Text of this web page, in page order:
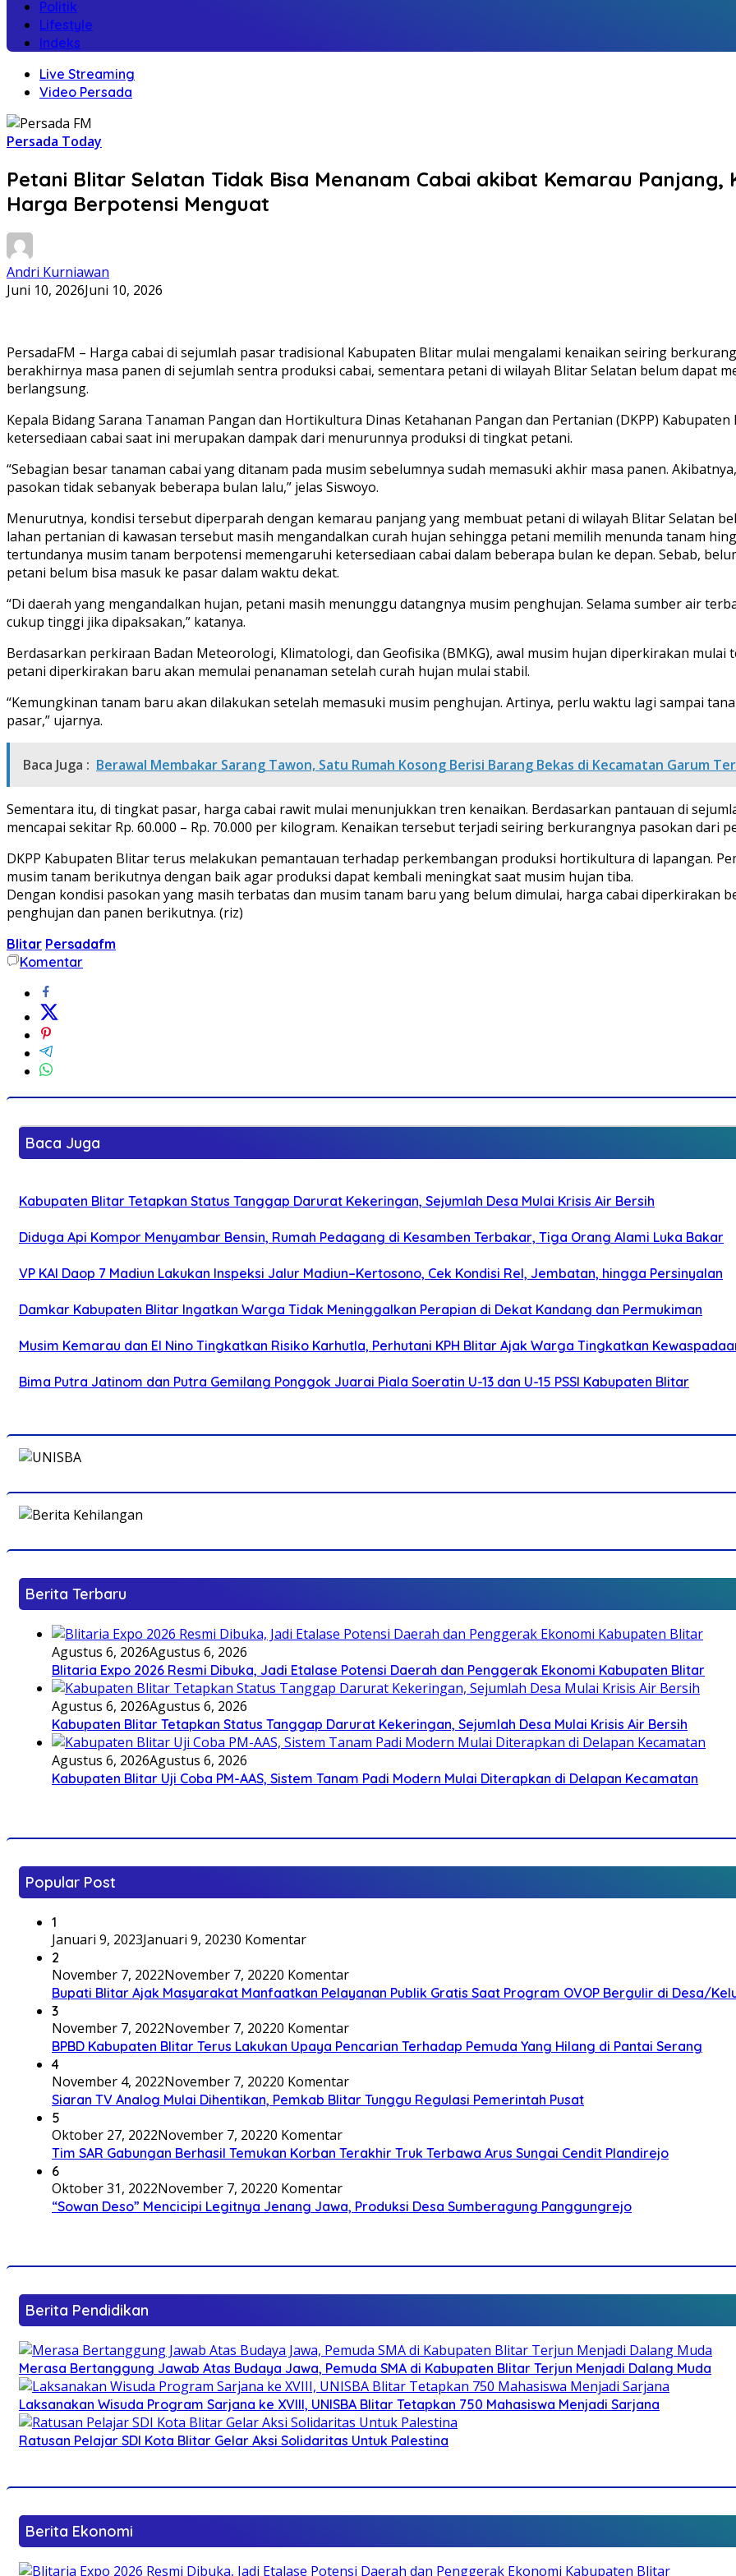
Politik
Lifestyle
Indeks
Live Streaming
Video Persada
Persada Today
Petani Blitar Selatan Tidak Bisa Menanam Cabai akibat Kemarau
Harga Berpotensi Menguat
Andri Kurniawan
Juni 10, 2026Juni 10, 2026
PersadaFM – Harga cabai di sejumlah pasar tradisional Kabupaten Blitar mulai mengalami kenaikan seiring
berakhirnya masa panen di sejumlah sentra produksi cabai, sementara petani di wilayah Blitar Selatan belum dapat
berlangsung.
Kepala Bidang Sarana Tanaman Pangan dan Hortikultura Dinas Ketahanan Pangan dan Pertanian (DKPP)
ketersediaan cabai saat ini merupakan dampak dari menurunnya produksi di tingkat petani.
“Sebagian besar tanaman cabai yang ditanam pada musim sebelumnya sudah memasuki akhir masa panen.
pasokan tidak sebanyak beberapa bulan lalu,” jelas Siswoyo.
Menurutnya, kondisi tersebut diperparah dengan kemarau panjang yang membuat petani di wilayah Blitar Selatan
lahan pertanian di kawasan tersebut masih mengandalkan curah hujan sehingga petani memilih menunda tanam
tertundanya musim tanam berpotensi memengaruhi ketersediaan cabai dalam beberapa bulan ke depan. Sebab,
petani belum bisa masuk ke pasar dalam waktu dekat.
“Di daerah yang mengandalkan hujan, petani masih menunggu datangnya musim penghujan. Selama sumber air
cukup tinggi jika dipaksakan,” katanya.
Berdasarkan perkiraan Badan Meteorologi, Klimatologi, dan Geofisika (BMKG), awal musim hujan diperkirakan mulai
petani diperkirakan baru akan memulai penanaman setelah curah hujan mulai stabil.
“Kemungkinan tanam baru akan dilakukan setelah memasuki musim penghujan. Artinya, perlu waktu lagi sampai
pasar,” ujarnya.
Baca Juga : Berawal Membakar Sarang Tawon, Satu Rumah Kosong Berisi Barang Bekas di Kecamatan Garum
Sementara itu, di tingkat pasar, harga cabai rawit mulai menunjukkan tren kenaikan. Berdasarkan pantauan di
mencapai sekitar Rp. 60.000 – Rp. 70.000 per kilogram. Kenaikan tersebut terjadi seiring berkurangnya pasokan
DKPP Kabupaten Blitar terus melakukan pemantauan terhadap perkembangan produksi hortikultura di lapangan.
musim tanam berikutnya dengan baik agar produksi dapat kembali meningkat saat musim hujan tiba.
Dengan kondisi pasokan yang masih terbatas dan musim tanam baru yang belum dimulai, harga cabai diperkirakan
penghujan dan panen berikutnya. (riz)
Blitar Persadafm
Komentar
Baca Juga
Kabupaten Blitar Tetapkan Status Tanggap Darurat Kekeringan, Sejumlah Desa Mulai Krisis Air Bersih
Diduga Api Kompor Menyambar Bensin, Rumah Pedagang di Kesamben Terbakar, Tiga Orang Alami Luka Bakar
VP KAI Daop 7 Madiun Lakukan Inspeksi Jalur Madiun–Kertosono, Cek Kondisi Rel, Jembatan, hingga Persinyalan
Damkar Kabupaten Blitar Ingatkan Warga Tidak Meninggalkan Perapian di Dekat Kandang dan Permukiman
Musim Kemarau dan El Nino Tingkatkan Risiko Karhutla, Perhutani KPH Blitar Ajak Warga Tingkatkan
Bima Putra Jatinom dan Putra Gemilang Ponggok Juarai Piala Soeratin U-13 dan U-15 PSSI Kabupaten Blitar
Berita Terbaru
Agustus 6, 2026Agustus 6, 2026
Blitaria Expo 2026 Resmi Dibuka, Jadi Etalase Potensi Daerah dan Penggerak Ekonomi Kabupaten Blitar
Agustus 6, 2026Agustus 6, 2026
Kabupaten Blitar Tetapkan Status Tanggap Darurat Kekeringan, Sejumlah Desa Mulai Krisis Air Bersih
Agustus 6, 2026Agustus 6, 2026
Kabupaten Blitar Uji Coba PM-AAS, Sistem Tanam Padi Modern Mulai Diterapkan di Delapan Kecamatan
Popular Post
1
Januari 9, 2023Januari 9, 20230 Komentar
2
November 7, 2022November 7, 20220 Komentar
Bupati Blitar Ajak Masyarakat Manfaatkan Pelayanan Publik Gratis Saat Program OVOP Bergulir di Desa/
3
November 7, 2022November 7, 20220 Komentar
BPBD Kabupaten Blitar Terus Lakukan Upaya Pencarian Terhadap Pemuda Yang Hilang di Pantai Serang
4
November 4, 2022November 7, 20220 Komentar
Siaran TV Analog Mulai Dihentikan, Pemkab Blitar Tunggu Regulasi Pemerintah Pusat
5
Oktober 27, 2022November 7, 20220 Komentar
Tim SAR Gabungan Berhasil Temukan Korban Terakhir Truk Terbawa Arus Sungai Cendit Plandirejo
6
Oktober 31, 2022November 7, 20220 Komentar
“Sowan Deso” Mencicipi Legitnya Jenang Jawa, Produksi Desa Sumberagung Panggungrejo
Berita Pendidikan
Merasa Bertanggung Jawab Atas Budaya Jawa, Pemuda SMA di Kabupaten Blitar Terjun Menjadi Dalang Muda
Laksanakan Wisuda Program Sarjana ke XVIII, UNISBA Blitar Tetapkan 750 Mahasiswa Menjadi Sarjana
Ratusan Pelajar SDI Kota Blitar Gelar Aksi Solidaritas Untuk Palestina
Berita Ekonomi